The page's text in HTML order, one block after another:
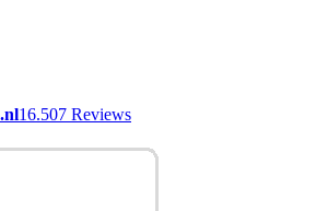
16.507 Reviews